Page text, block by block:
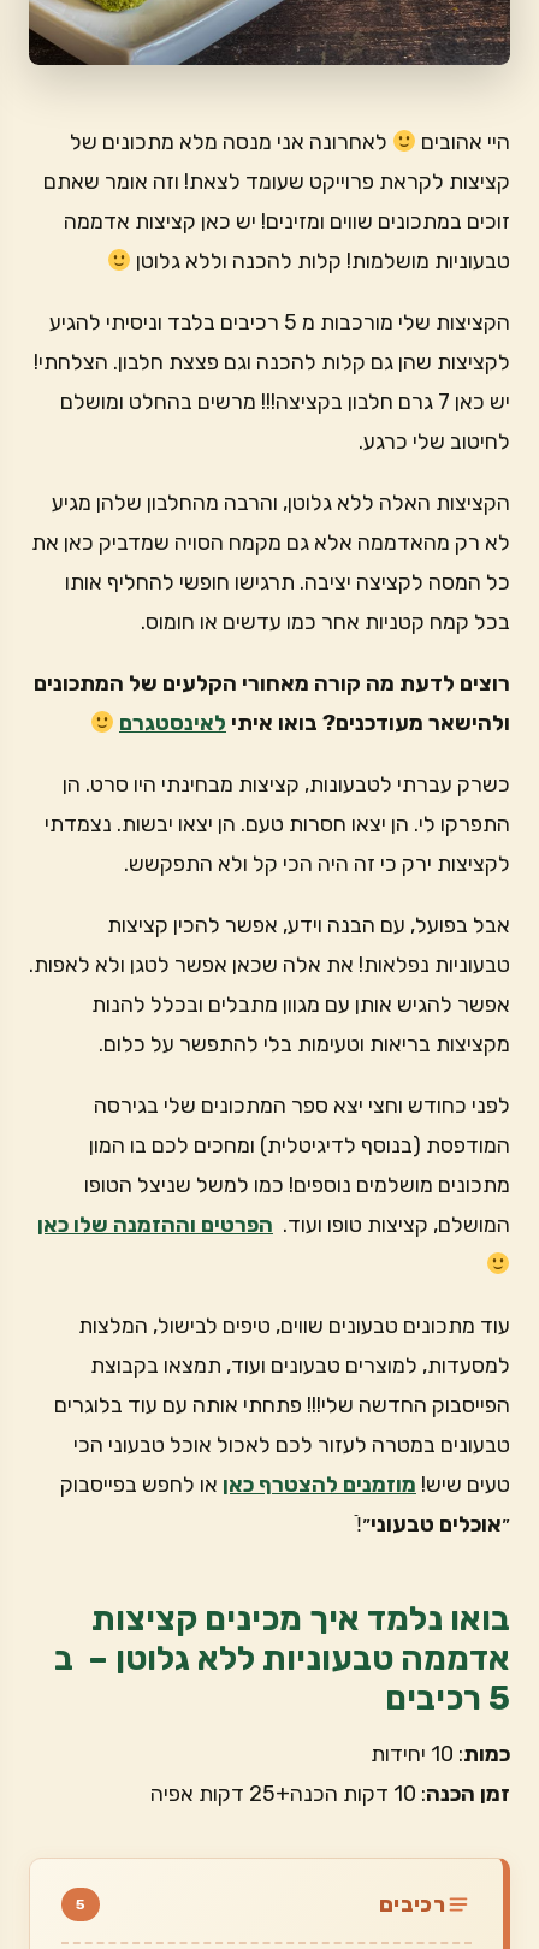
היי אהובים
לאחרונה אני מנסה מלא מתכונים של
קציצות לקראת פרוייקט שעומד לצאת! וזה אומר שאתם
זוכים במתכונים שווים ומזינים! יש כאן קציצות אדממה
טבעוניות מושלמות! קלות להכנה וללא גלוטן
הקציצות שלי מורכבות מ 5 רכיבים בלבד וניסיתי להגיע
לקציצות שהן גם קלות להכנה וגם פצצת חלבון. הצלחתי!
יש כאן 7 גרם חלבון בקציצה!!! מרשים בהחלט ומושלם
לחיטוב שלי כרגע.
הקציצות האלה ללא גלוטן, והרבה מהחלבון שלהן מגיע
לא רק מהאדממה אלא גם מקמח הסויה שמדביק כאן את
כל המסה לקציצה יציבה. תרגישו חופשי להחליף אותו
בכל קמח קטניות אחר כמו עדשים או חומוס.
רוצים לדעת מה קורה מאחורי הקלעים של המתכונים
ולהישאר מעודכנים? בואו איתי לאינסטגרם
כשרק עברתי לטבעונות, קציצות מבחינתי היו סרט. הן
התפרקו לי. הן יצאו חסרות טעם. הן יצאו יבשות. נצמדתי
לקציצות ירק כי זה היה הכי קל ולא התפקשש.
אבל בפועל, עם הבנה וידע, אפשר להכין קציצות
טבעוניות נפלאות! את אלה שכאן אפשר לטגן ולא לאפות.
אפשר להגיש אותן עם מגוון מתבלים ובכלל להנות
מקציצות בריאות וטעימות בלי להתפשר על כלום.
לפני כחודש וחצי יצא ספר המתכונים שלי בגירסה
המודפסת (בנוסף לדיגיטלית) ומחכים לכם בו המון
מתכונים מושלמים נוספים! כמו למשל שניצל הטופו
המושלם, קציצות טופו ועוד. הפרטים וההזמנה שלו כאן
עוד מתכונים טבעונים שווים, טיפים לבישול, המלצות
למסעדות, למוצרים טבעונים ועוד, תמצאו בקבוצת
הפייסבוק החדשה שלי!!! פתחתי אותה עם עוד בלוגרים
טבעונים במטרה לעזור לכם לאכול אוכל טבעוני הכי
טעים שיש! מוזמנים להצטרף כאן או לחפש בפייסבוק
״אוכלים טבעוני״!ֿ
בואו נלמד איך מכינים קציצות
אדממה טבעוניות ללא גלוטן – ב
5 רכיבים
כמות: 10 יחידות
זמן הכנה: 10 דקות הכנה+25 דקות אפיה
רכיבים 5